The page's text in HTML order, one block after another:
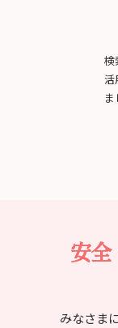
検
活
ま
安全
みなさま